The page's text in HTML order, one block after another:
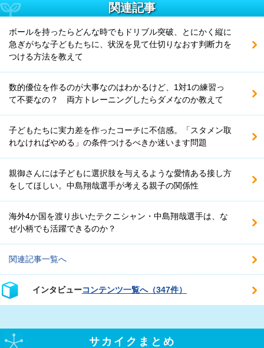
関連記事
ボールを持ったらどんな時でもドリブル突破、とにかく縦に
急ぎがちな子どもたちに、状況を見て仕切りなおす判断力を
つける方法を教えて
数的優位を作るのが大事なのはわかるけど、1対1の練習っ
て不要なの？ 両方トレーニングしたらダメなのか教えて
子どもたちに実力差を作ったコーチに不信感。「スタメン取
れなければやめる」の条件つけるべきか迷います問題
親御さんには子どもに選択肢を与えるような愛情ある接し方
をしてほしい。中島翔哉選手が考える親子の関係性
海外4か国を渡り歩いたテクニシャン・中島翔哉選手は、な
ぜ小柄でも活躍できるのか？
関連記事一覧へ
インタビューコンテンツ一覧へ（347件）
サカイクまとめ